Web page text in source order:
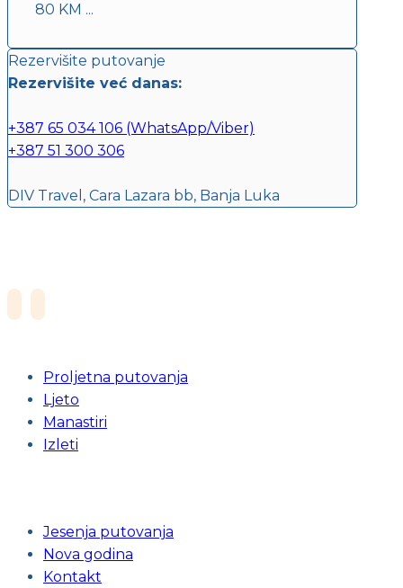
80 KM ...
Rezervišite putovanje
Rezervišite već danas:
+387 65 034 106 (WhatsApp/Viber)
+387 51 300 306
DIV Travel, Cara Lazara bb, Banja Luka
Proljetna putovanja
Ljeto
Manastiri
Izleti
Jesenja putovanja
Nova godina
Kontakt